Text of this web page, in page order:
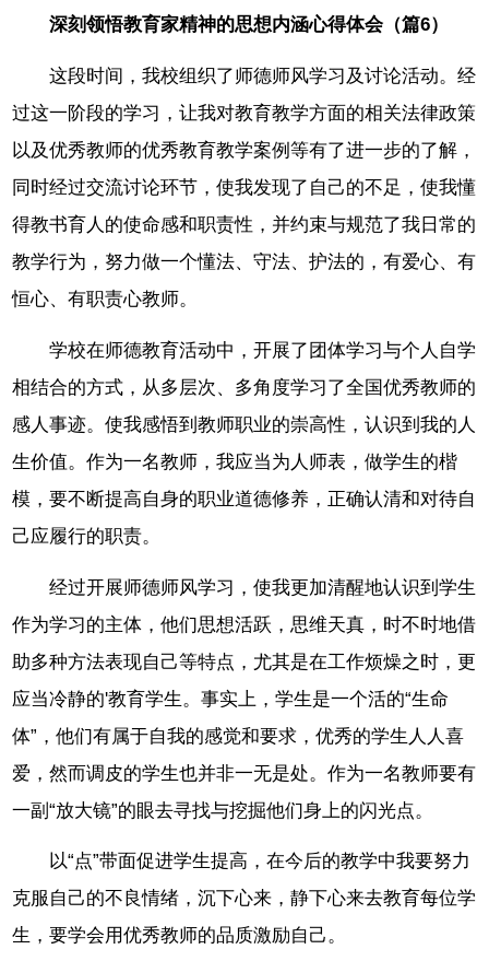
深刻领悟教育家精神的思想内涵心得体会（篇6）
这段时间，我校组织了师德师风学习及讨论活动。经
过这一阶段的学习，让我对教育教学方面的相关法律政策
以及优秀教师的优秀教育教学案例等有了进一步的了解，
同时经过交流讨论环节，使我发现了自己的不足，使我懂
得教书育人的使命感和职责性，并约束与规范了我日常的
教学行为，努力做一个懂法、守法、护法的，有爱心、有
恒心、有职责心教师。
学校在师德教育活动中，开展了团体学习与个人自学
相结合的方式，从多层次、多角度学习了全国优秀教师的
感人事迹。使我感悟到教师职业的崇高性，认识到我的人
生价值。作为一名教师，我应当为人师表，做学生的楷
模，要不断提高自身的职业道德修养，正确认清和对待自
己应履行的职责。
经过开展师德师风学习，使我更加清醒地认识到学生
作为学习的主体，他们思想活跃，思维天真，时不时地借
助多种方法表现自己等特点，尤其是在工作烦燥之时，更
应当冷静的'教育学生。事实上，学生是一个活的“生命
体”，他们有属于自我的感觉和要求，优秀的学生人人喜
爱，然而调皮的学生也并非一无是处。作为一名教师要有
一副“放大镜”的眼去寻找与挖掘他们身上的闪光点。
以“点”带面促进学生提高，在今后的教学中我要努力
克服自己的不良情绪，沉下心来，静下心来去教育每位学
生，要学会用优秀教师的品质激励自己。